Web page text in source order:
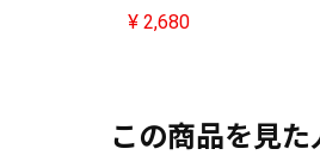
¥ 2,680
この商品を見